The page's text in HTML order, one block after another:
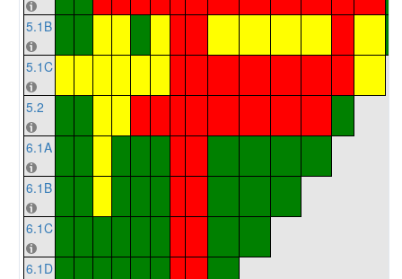
5.1B
5.1C
5.2
6.1A
6.1B
6.1C
6.1D